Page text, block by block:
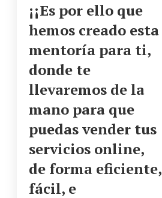
¡¡Es por ello que
hemos creado esta
mentoría para ti,
donde te
llevaremos de la
mano para que
puedas vender tus
servicios online,
de forma eficiente,
fácil, e